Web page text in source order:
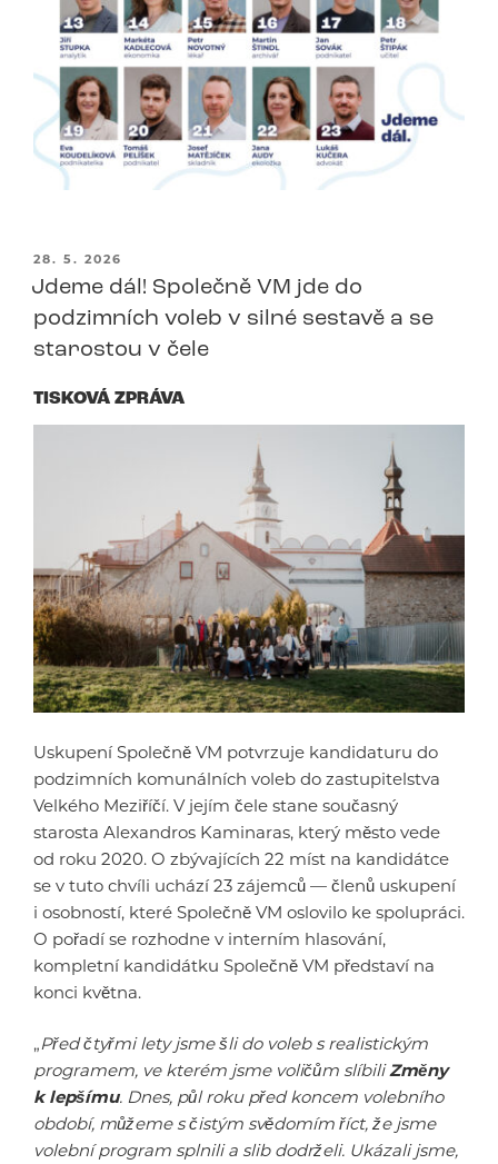
PUBLIKOVÁNO
28. 5. 2026
Jdeme dál! Společně VM jde do
podzimních voleb v silné sestavě a se
starostou v čele
TISKOVÁ ZPRÁVA
Uskupení Společně VM potvrzuje kandidaturu do
podzimních komunálních voleb do zastupitelstva
Velkého Meziříčí. V jejím čele stane současný
starosta Alexandros Kaminaras, který město vede
od roku 2020. O zbývajících 22 míst na kandidátce
se v tuto chvíli uchází 23 zájemců — členů uskupení
i osobností, které Společně VM oslovilo ke spolupráci.
O pořadí se rozhodne v interním hlasování,
kompletní kandidátku Společně VM představí na
konci května.
„Před čtyřmi lety jsme šli do voleb s realistickým
programem, ve kterém jsme voličům slíbiliZměny
k lepšímu. Dnes, půl roku před koncem volebního
období, můžeme s čistým svědomím říct, že jsme
volební program splnili a slib dodrželi. Ukázali jsme,